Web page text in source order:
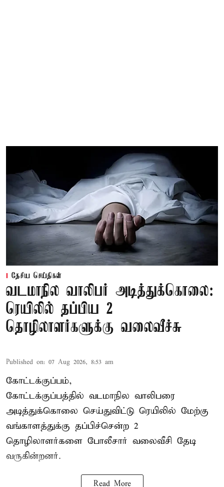
தேசிய செய்திகள்
வடமாநில வாலிபர் அடித்துக்கொலை:
ரெயிலில் தப்பிய 2
தொழிலாளர்களுக்கு வலைவீச்சு
Published on: 07 Aug 2026, 8:53 am
கோட்டக்குப்பம்,
கோட்டக்குப்பத்தில் வடமாநில வாலிபரை
அடித்துக்கொலை செய்துவிட்டு ரெயிலில் மேற்கு
வங்காளத்துக்கு தப்பிச்சென்ற 2
தொழிலாளர்களை போலீசார் வலைவீசி தேடி
வருகின்றனர்.
Read More